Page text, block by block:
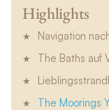
Highlights
Navigation
The Baths auf
The Moorings